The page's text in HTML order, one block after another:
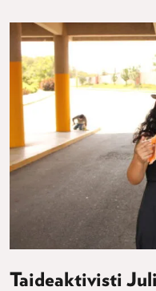
Taideaktivisti